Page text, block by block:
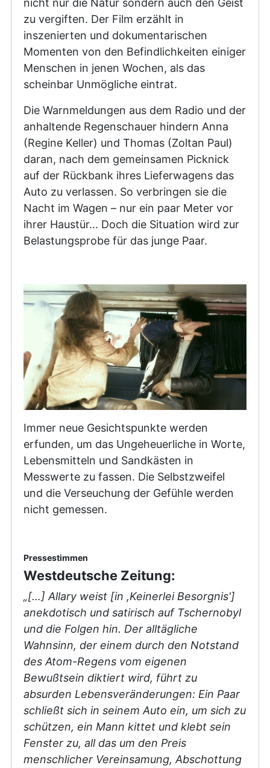
zu vergiften. Der Film erzählt in
inszenierten und dokumentarischen
Momenten von den Befindlichkeiten einiger
Menschen in jenen Wochen, als das
scheinbar Unmögliche eintrat.
Die Warnmeldungen aus dem Radio und der
anhaltende Regenschauer hindern Anna
(Regine Keller) und Thomas (Zoltan Paul)
daran, nach dem gemeinsamen Picknick
auf der Rückbank ihres Lieferwagens das
Auto zu verlassen. So verbringen sie die
Nacht im Wagen – nur ein paar Meter vor
ihrer Haustür... Doch die Situation wird zur
Belastungsprobe für das junge Paar.
Immer neue Gesichtspunkte werden
erfunden, um das Ungeheuerliche in Worte,
Lebensmitteln und Sandkästen in
Messwerte zu fassen. Die Selbstzweifel
und die Verseuchung der Gefühle werden
nicht gemessen.
Pressestimmen
Westdeutsche Zeitung:
„[…] Allary weist [in ,Keinerlei Besorgnis']
anekdotisch und satirisch auf Tschernobyl
und die Folgen hin. Der alltägliche
Wahnsinn, der einem durch den Notstand
des Atom-Regens vom eigenen
Bewußtsein diktiert wird, führt zu
absurden Lebensveränderungen: Ein Paar
schließt sich in seinem Auto ein, um sich zu
schützen, ein Mann kittet und klebt sein
Fenster zu, all das um den Preis
menschlicher Vereinsamung, Abschottung